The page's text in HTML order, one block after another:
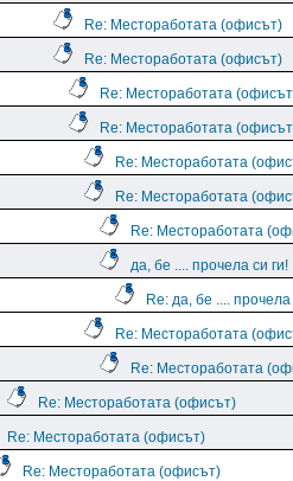
Re: Местоработата (офисът)
Re: Местоработата (офисът)
Re: Местоработата
Re: Местоработата
Re: Местоработата
Re: Местоработата
Re: Местоработата
да, бе .... прочела си ги!
Re: да, бе .... прочела
Re: Местоработата
Re: Местоработата
Re: Местоработата (офисът)
Re: Местоработата (офисът)
Re: Местоработата (офисът)